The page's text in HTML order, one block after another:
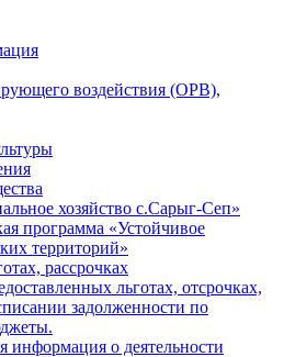
воздействия (ОРВ),
хозяйство с.Сарыг-Сеп»
программа «Устойчивое
территорий»
рассрочках
льготах, отсрочках,
задолженности по
информация о деятельности